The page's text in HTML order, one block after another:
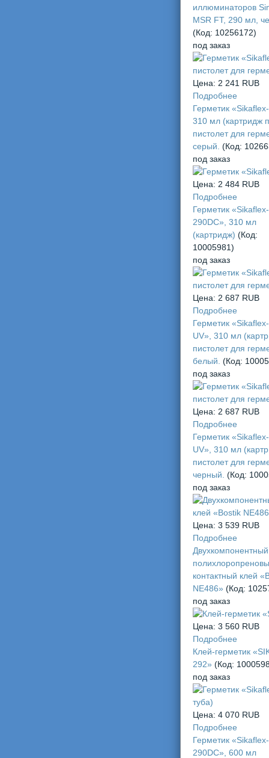
иллюминаторов
MSR FT, 290 мл,
(Код: 10256172)
под заказ
Цена: 2 241 RUB
Подробнее
Герметик
310 мл (картридж
пистолет для
серый. (Код:
под заказ
Цена: 2 484 RUB
Подробнее
Герметик «Sikaflex-
290DC», 310 мл
(картридж) (Код:
10005981)
под заказ
Цена: 2 687 RUB
Подробнее
Герметик
UV», 310 мл
пистолет для
белый. (Код:
под заказ
Цена: 2 687 RUB
Подробнее
Герметик
UV», 310 мл
пистолет для
черный. (Код:
под заказ
Цена: 3 539 RUB
Подробнее
Двухкомпонентный
контактный клей
NE486» (Код:
под заказ
Цена: 3 560 RUB
Подробнее
Клей-герметик
292» (Код:
под заказ
Цена: 4 070 RUB
Подробнее
Герметик «Sikaflex-
290DC», 600 мл